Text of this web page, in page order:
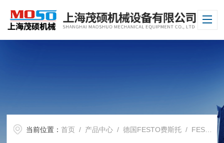
当前位置：首页 / 产品中心 /德国FESTO费斯托 / FESTO电磁阀